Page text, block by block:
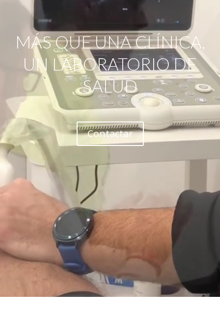
MÁS QUE UNA CLÍNICA,
UN LABORATORIO DE
SALUD
Contactar